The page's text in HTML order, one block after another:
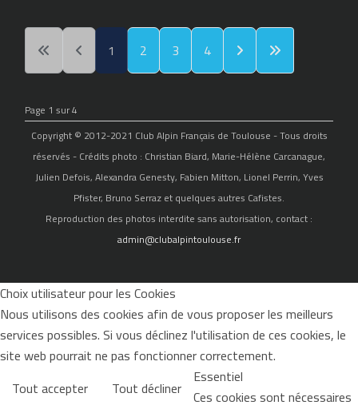
1 2 3 4
Page 1 sur 4
Copyright © 2012-2021 Club Alpin Français de Toulouse - Tous droits
réservés - Crédits photo : Christian Biard, Marie-Hélène Carcanague,
Julien Defois, Alexandra Genesty, Fabien Mitton, Lionel Perrin, Yves
Pfister, Bruno Serraz et quelques autres Cafistes.
Reproduction des photos interdite sans autorisation, contact :
admin@clubalpintoulouse.fr
Choix utilisateur pour les Cookies
Nous utilisons des cookies afin de vous proposer les meilleurs
services possibles. Si vous déclinez l'utilisation de ces cookies, le
site web pourrait ne pas fonctionner correctement.
Tout accepter
Tout décliner Essentiel
Ces cookies sont nécessaires